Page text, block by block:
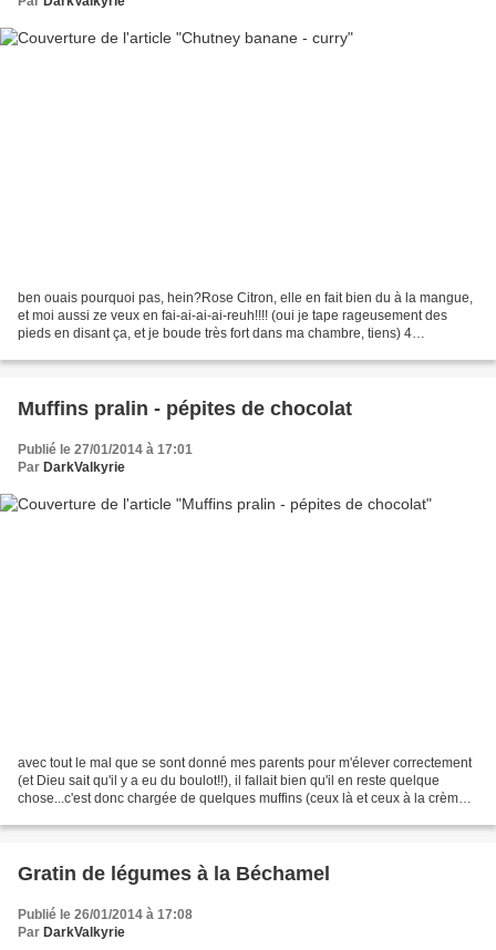
ben ouais pourquoi pas, hein?Rose Citron, elle en fait bien du à la mangue,
et moi aussi ze veux en fai-ai-ai-ai-reuh!!!! (oui je tape rageusement des
pieds en disant ça, et je boude très fort dans ma chambre, tiens) 4
Muffins pralin - pépites de chocolat
Publié le 27/01/2014 à 17:01
Par DarkValkyrie
avec tout le mal que se sont donné mes parents pour m'élever correctement
(et Dieu sait qu'il y a eu du boulot!!), il fallait bien qu'il en reste quelque
chose...c'est donc chargée de quelques muffins (ceux là et ceux à la crème
Gratin de légumes à la Béchamel
Publié le 26/01/2014 à 17:08
Par DarkValkyrie